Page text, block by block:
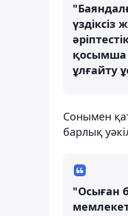
қосымша
ұлғайту
Сонымен
барлық
"Осыған